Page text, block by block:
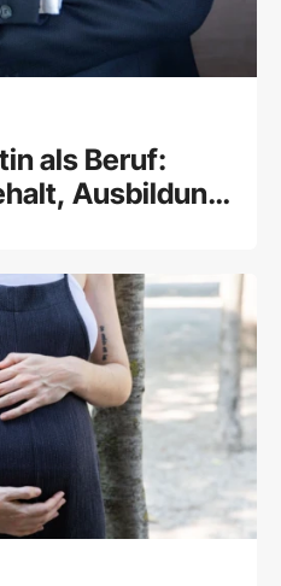
als Beruf:
Ausbildung